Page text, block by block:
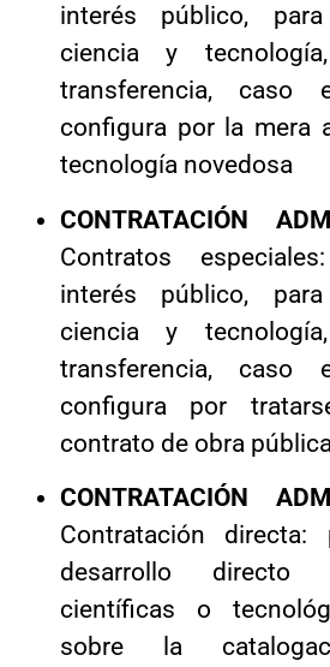
interés público,
ciencia y
transferencia,
configura por la mera
tecnología novedosa
CONTRATACIÓN
Contratos
interés público,
ciencia y
transferencia,
configura por
contrato de obra pública
CONTRATACIÓN
Contratación directa:
desarrollo directo
científicas o
sobre la